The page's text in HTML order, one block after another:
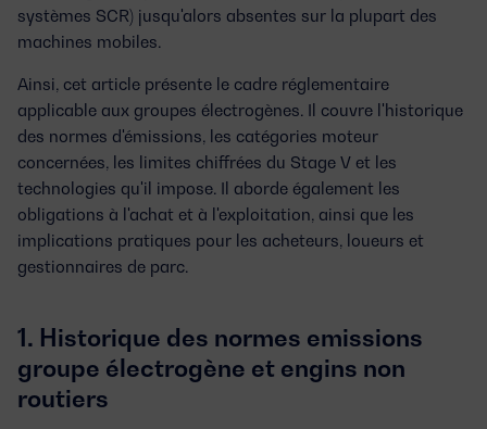
systèmes SCR) jusqu'alors absentes sur la plupart des
machines mobiles.
Ainsi, cet article présente le cadre réglementaire
applicable aux groupes électrogènes. Il couvre l'historique
des normes d'émissions, les catégories moteur
concernées, les limites chiffrées du Stage V et les
technologies qu'il impose. Il aborde également les
obligations à l'achat et à l'exploitation, ainsi que les
implications pratiques pour les acheteurs, loueurs et
gestionnaires de parc.
1. Historique des normes emissions
groupe électrogène et engins non
routiers